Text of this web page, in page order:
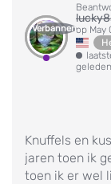
Verbannenop May
geleden
Knuffels en
jaren toen ik
toen ik er wel